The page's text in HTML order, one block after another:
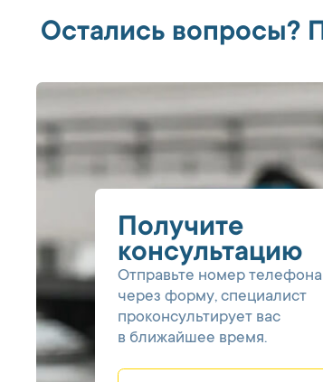
Остались вопросы?
Получите
консультацию
Отправьте номер телефона
через форму, специалист
проконсультирует вас
в ближайшее время.